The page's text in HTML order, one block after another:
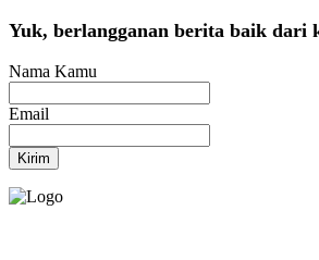
Yuk, berlangganan berita baik dari
Nama Kamu
Email
Kirim